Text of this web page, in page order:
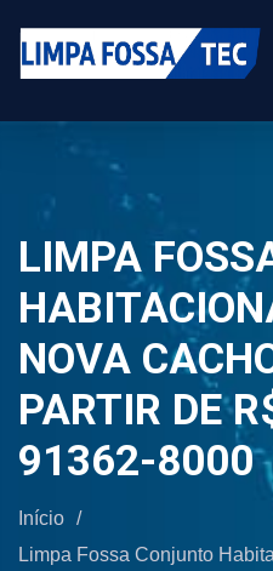
LIMPA
NOVA
PARTIR DE
91362-8000
Início /
Limpa Fossa Conjunto